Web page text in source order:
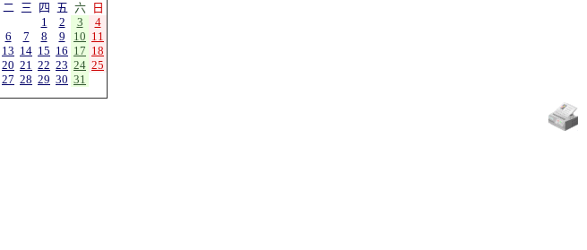
二 三 四 五 六
日
1
2 3
4
6 7 8 9 10 11
13 14 15 16 17 18
20 21 22 23 24 25
27 28 29 30 31